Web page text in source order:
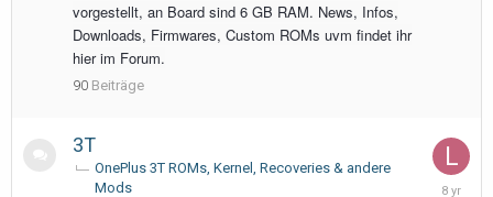
vorgestellt, an Board sind 6 GB RAM. News, Infos,
Downloads, Firmwares, Custom ROMs uvm findet ihr
hier im Forum.
90 Beiträge
3T
OnePlus 3T ROMs, Kernel, Recoveries & andere
Mods
February